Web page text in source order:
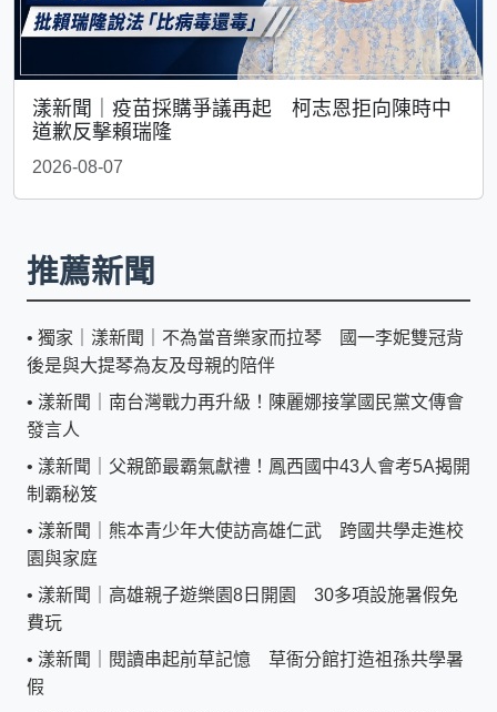
漾新聞｜疫苗採購爭議再起 柯志恩拒向陳時中
道歉反擊賴瑞隆
2026-08-07
推薦新聞
• 獨家｜漾新聞｜不為當音樂家而拉琴 國一李妮雙冠背
後是與大提琴為友及母親的陪伴
• 漾新聞｜南台灣戰力再升級！陳麗娜接掌國民黨文傳會
發言人
• 漾新聞｜父親節最霸氣獻禮！鳳西國中43人會考5A揭開
制霸秘笈
• 漾新聞｜熊本青少年大使訪高雄仁武 跨國共學走進校
園與家庭
• 漾新聞｜高雄親子遊樂園8日開園 30多項設施暑假免
費玩
• 漾新聞｜閱讀串起前草記憶 草衙分館打造祖孫共學暑
假